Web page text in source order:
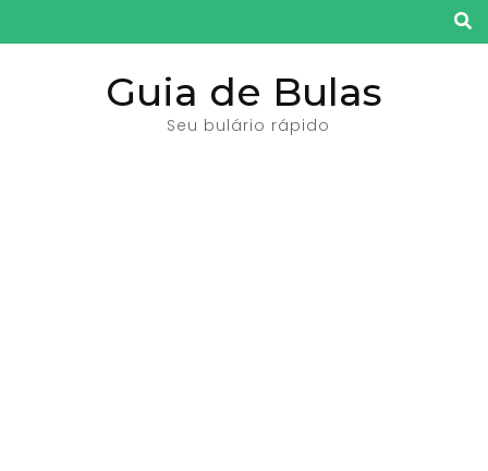
para
Guia de Bulas
Seu bulário rápido